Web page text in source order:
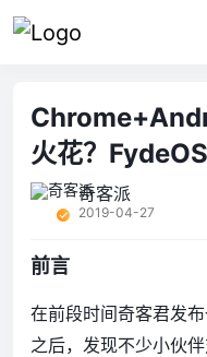
火花？
奇客派
2019-04-27
前言
在前段时间奇客君发
之后，发现不少小伙